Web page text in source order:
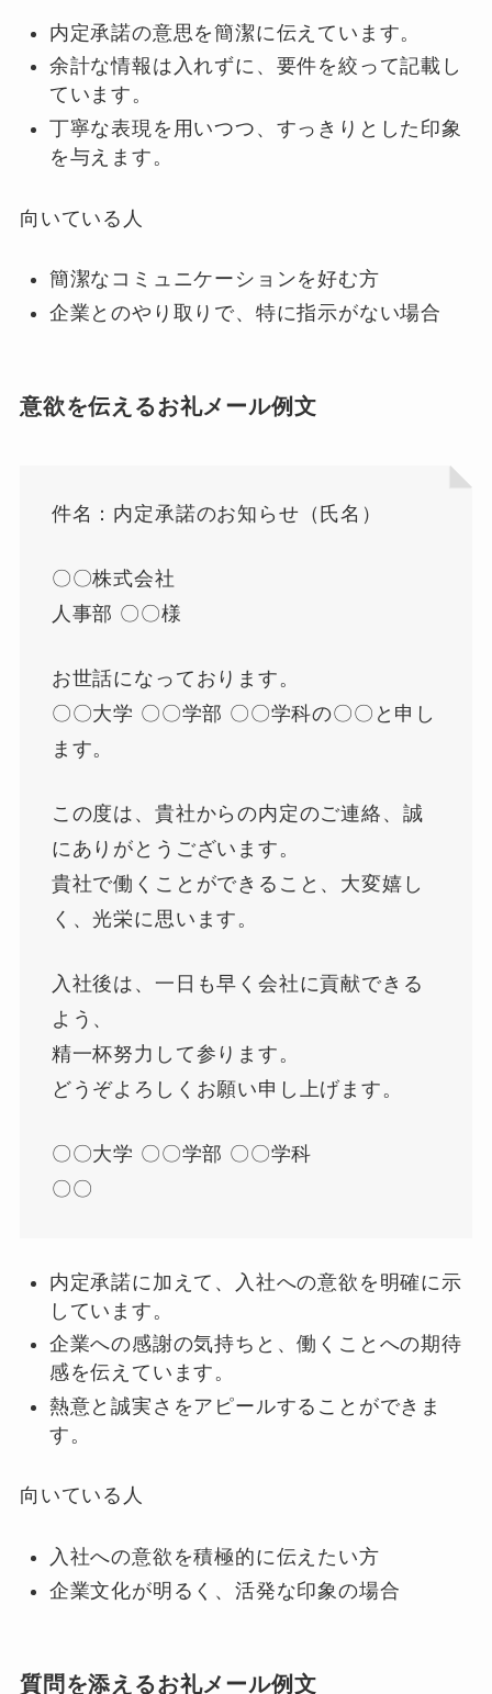
内定承諾の意思を簡潔に伝えています。
余計な情報は入れずに、要件を絞って記載し
ています。
丁寧な表現を用いつつ、すっきりとした印象
を与えます。
向いている人
簡潔なコミュニケーションを好む方
企業とのやり取りで、特に指示がない場合
意欲を伝えるお礼メール例文
件名：内定承諾のお知らせ（氏名）
〇〇株式会社
人事部 〇〇様
お世話になっております。
〇〇大学 〇〇学部 〇〇学科の〇〇と申し
ます。
この度は、貴社からの内定のご連絡、誠
にありがとうございます。
貴社で働くことができること、大変嬉し
く、光栄に思います。
入社後は、一日も早く会社に貢献できる
よう、
精一杯努力して参ります。
どうぞよろしくお願い申し上げます。
〇〇大学 〇〇学部 〇〇学科
〇〇
内定承諾に加えて、入社への意欲を明確に示
しています。
企業への感謝の気持ちと、働くことへの期待
感を伝えています。
熱意と誠実さをアピールすることができま
す。
向いている人
入社への意欲を積極的に伝えたい方
企業文化が明るく、活発な印象の場合
質問を添えるお礼メール例文